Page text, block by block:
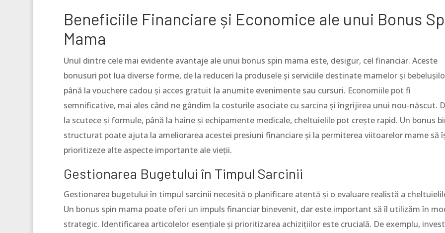
Beneficiile Financiare și Economice ale unui Bonus
Mama
Unul dintre cele mai evidente avantaje ale unui bonus spin mama este, desigur, cel financiar. Aceste
bonusuri pot lua diverse forme, de la reduceri la produsele și serviciile destinate mamelor și
până la vouchere cadou și acces gratuit la anumite evenimente sau cursuri. Economiile pot fi
semnificative, mai ales când ne gândim la costurile asociate cu sarcina și îngrijirea unui nou-născut.
la scutece și formule, până la haine și echipamente medicale, cheltuielile pot crește rapid. Un bonus
structurat poate ajuta la ameliorarea acestei presiuni financiare și la permiterea viitoarelor mame să
prioritizeze alte aspecte importante ale vieții.
Gestionarea Bugetului în Timpul Sarcinii
Gestionarea bugetului în timpul sarcinii necesită o planificare atentă și o evaluare realistă a
Un bonus spin mama poate oferi un impuls financiar binevenit, dar este important să îl utilizăm în
strategic. Identificarea articolelor esențiale și prioritizarea achizițiilor este crucială. De exemplu,